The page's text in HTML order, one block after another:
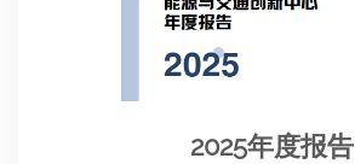
2025年度报告